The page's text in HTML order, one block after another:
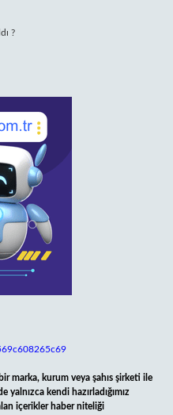
?
marka, kurum veya şahıs şirketi ile
yalnızca kendi hazırladığımız
içerikler haber niteliği